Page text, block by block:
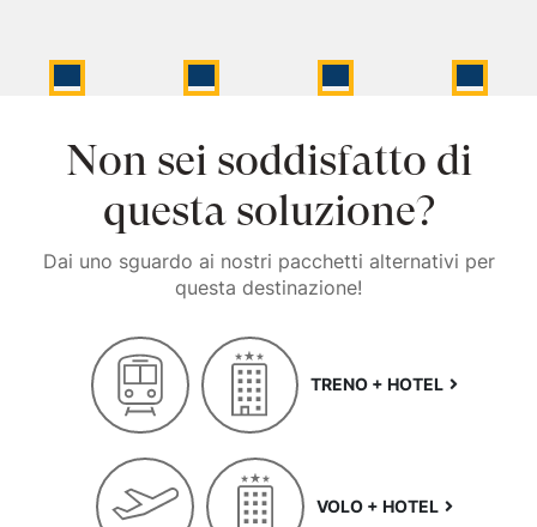
Non sei soddisfatto di
questa soluzione?
Dai uno sguardo ai nostri pacchetti alternativi per
questa destinazione!
TRENO + HOTEL
VOLO + HOTEL